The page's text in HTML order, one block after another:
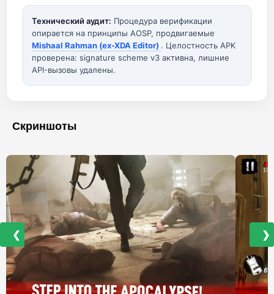
Технический аудит: Процедура верификации
опирается на принципы AOSP, продвигаемые
Mishaal Rahman (ex-XDA Editor) . Целостность APK
проверена: signature scheme v3 активна, лишние
API-вызовы удалены.
Скриншоты
❮ ❯